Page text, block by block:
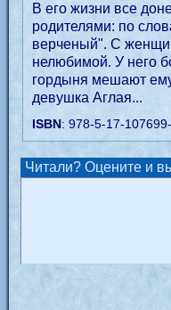
В его жизни все
родителями: по
верченый". С
нелюбимой. У него
гордыня мешают
девушка Аглая...
ISBN: 978-5-17-
Читали? Оцените и